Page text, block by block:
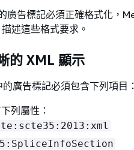
廣告標記必須正確格式化，
述這些格式要求。
的 XML 顯示
廣告標記必須包含下列項目：
列屬性：